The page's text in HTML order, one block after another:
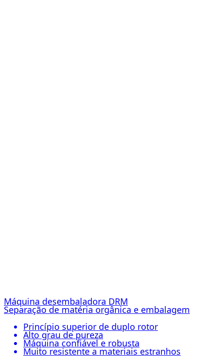
Máquina desembaladora DRM
Separação de matéria orgânica e embalagem
Princípio superior de duplo rotor
Alto grau de pureza
Máquina confiável e robusta
Muito resistente a materiais estranhos